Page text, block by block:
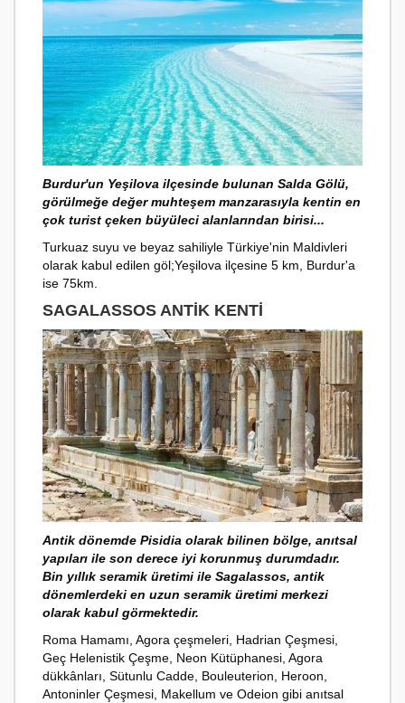
Burdur'un Yeşilova ilçesinde bulunan Salda Gölü,
görülmeğe değer muhteşem manzarasıyla kentin en
çok turist çeken büyüleci alanlarından birisi...
Turkuaz suyu ve beyaz sahiliyle Türkiye'nin Maldivleri
olarak kabul edilen göl;Yeşilova ilçesine 5 km, Burdur'a
ise 75km.
SAGALASSOS ANTIK KENTI
Antik dönemde Pisidia olarak bilinen bölge, anıtsal
yapıları ile son derece iyi korunmuş durumdadır.
Bin yıllık seramik üretimi ile Sagalassos, antik
dönemlerdeki en uzun seramik üretimi merkezi
olarak kabul görmektedir.
Roma Hamamı, Agora çeşmeleri, Hadrian Çeşmesi,
Geç Helenistik Çeşme, Neon Kütüphanesi, Agora
dükkânları, Sütunlu Cadde, Bouleuterion, Heroon,
Antoninler Çeşmesi, Makellum ve Odeion gibi anıtsal